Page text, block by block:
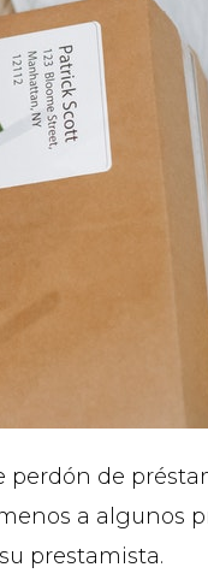
perdón de
a algunos
prestamista.